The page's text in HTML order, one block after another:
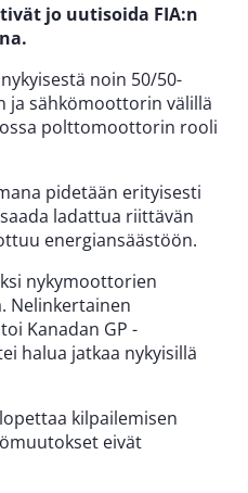
jo uutisoida FIA:n
noin 50/50-
sähkömoottorin välillä
polttomoottorin rooli
pidetään erityisesti
ladattua riittävän
energiansäästöön.
nykymoottorien
Nelinkertainen
Kanadan GP -
halua jatkaa nykyisillä
kilpailemisen
eivät